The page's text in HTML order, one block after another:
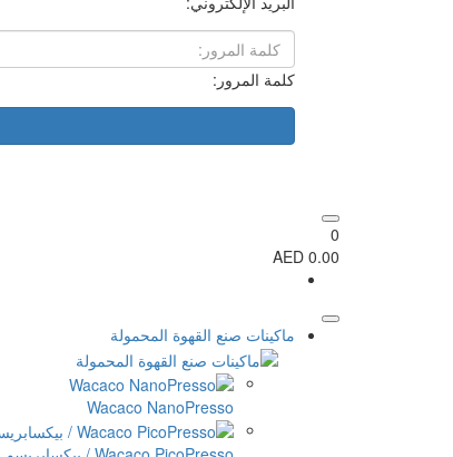
كلمة المرور:
0
0.00 AED
ماكينات صنع القهوة المحمولة
Wacaco NanoPresso